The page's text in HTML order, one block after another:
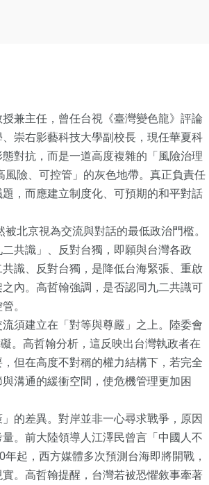
兼主任，曾任台視《臺灣變色龍》評論
崇右影藝科技大學副校長，現任華夏科
對抗，而是一道高度複雜的「風險治理
險、可控管」的灰色地帶。真正負責任
，而應建立制度化、可預期的和平對話
北京視為交流與對話的最低政治門檻。
共識」、反對台獨，即願與台灣各政
識、反對台獨，是降低台海緊張、重啟
內。高哲翰強調，是否認同九二共識可
。
須建立在「對等與尊嚴」之上。陸委會
。高哲翰分析，這反映出台灣執政者在
但在高度不對稱的權力結構下，若完全
溝通的緩衝空間，使危機管理更加困
的差異。對岸並非一心尋求戰爭，原因
。前大陸領導人江澤民曾言「中國人不
起，西方媒體多次預測台海即將開戰，
。高哲翰提醒，台灣若被恐懼敘事牽著